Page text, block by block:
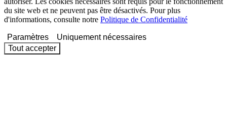
du site web et ne peuvent pas être désactivés. Pour plus
d'informations, consulte notre Politique de Confidentialité
Paramètres
Uniquement nécessaires
Tout accepter